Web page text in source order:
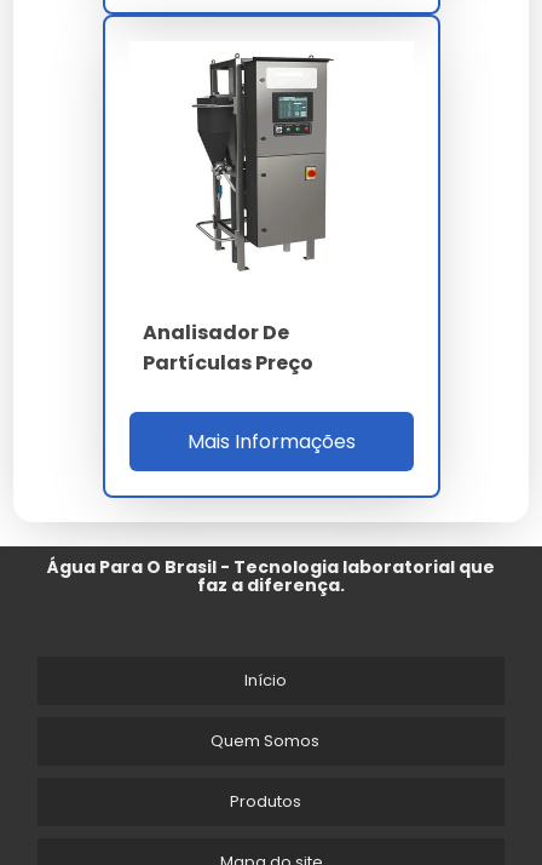
Analisador De
Partículas Preço
Mais Informações
Água Para O Brasil - Tecnologia laboratorial que
faz a diferença.
Início
Quem Somos
Produtos